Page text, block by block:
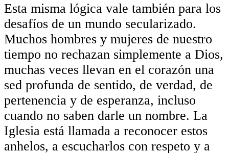
Esta misma lógica vale también para los
desafíos de un mundo secularizado.
Muchos hombres y mujeres de nuestro
tiempo no rechazan simplemente a Dios,
muchas veces llevan en el corazón una
sed profunda de sentido, de verdad, de
pertenencia y de esperanza, incluso
cuando no saben darle un nombre. La
Iglesia está llamada a reconocer estos
anhelos, a escucharlos con respeto y a